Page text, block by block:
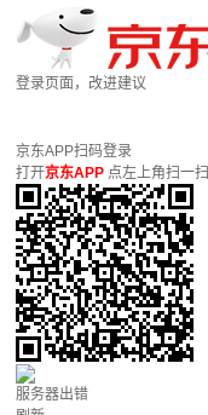
登录页面，改进建议
京东APP扫码登录
打开京东APP 点左上角扫一扫
服务器出错